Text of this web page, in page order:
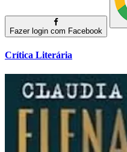
Fazer login com Facebook
Crítica Literária